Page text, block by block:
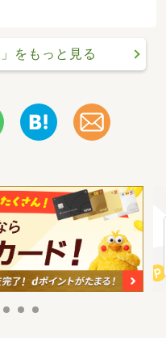
」をもっと見る